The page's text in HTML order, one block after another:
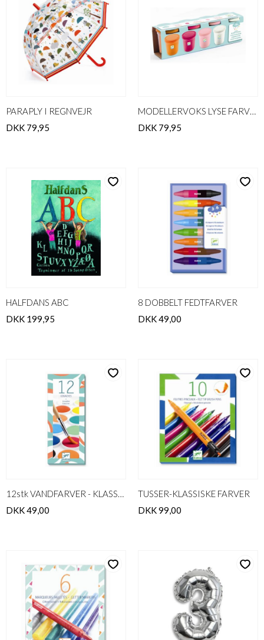
PARAPLY I REGNVEJR
DKK 79,95
MODELLERVOKS LYSE FARVER
DKK 79,95
HALFDANS ABC
DKK 199,95
8 DOBBELT FEDTFARVER
DKK 49,00
12stk VANDFARVER - KLASSISKE FARVER
DKK 49,00
TUSSER-KLASSISKE FARVER
DKK 99,00